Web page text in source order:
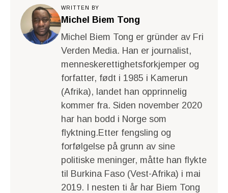
WRITTEN BY
Michel Biem Tong
Michel Biem Tong er gründer av Fri
Verden Media. Han er journalist,
menneskerettighetsforkjemper og
forfatter, født i 1985 i Kamerun
(Afrika), landet han opprinnelig
kommer fra. Siden november 2020
har han bodd i Norge som
flyktning.Etter fengsling og
forfølgelse på grunn av sine
politiske meninger, måtte han flykte
til Burkina Faso (Vest-Afrika) i mai
2019. I nesten ti år har Biem Tong